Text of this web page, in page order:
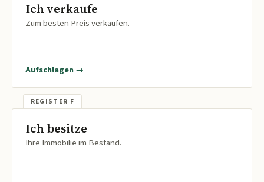
Ich verkaufe
Zum besten Preis verkaufen.
Aufschlagen →
Ich besitze
Ihre Immobilie im Bestand.